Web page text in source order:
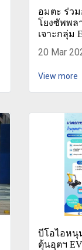
อมตะ ร่วม
โยงซัพพล
เจาะกลุ่ม
20 Mar
View more
บีโอไอหนุ
ตุ้นอุตฯ